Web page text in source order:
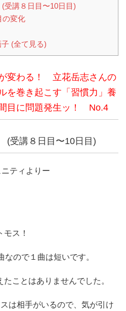
講８日目〜10日目)
変化
(全て見る)
変わる！ 立花岳志さんの
を巻き起こす「習慣力」養
目に問題発生ッ！ No.4
(受講８日目〜10日目)
ティよりー
ス！
なので１曲は短いです。
ことはありませんでした。
は相手がいるので、気が引け